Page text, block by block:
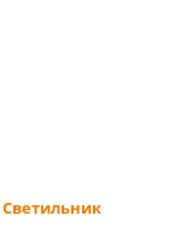
Светильник